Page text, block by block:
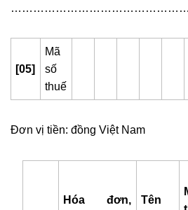
[05]
Mã
số
thuế
Đơn vị tiền: đồng Việt Nam
Hóa đơn,
Tên